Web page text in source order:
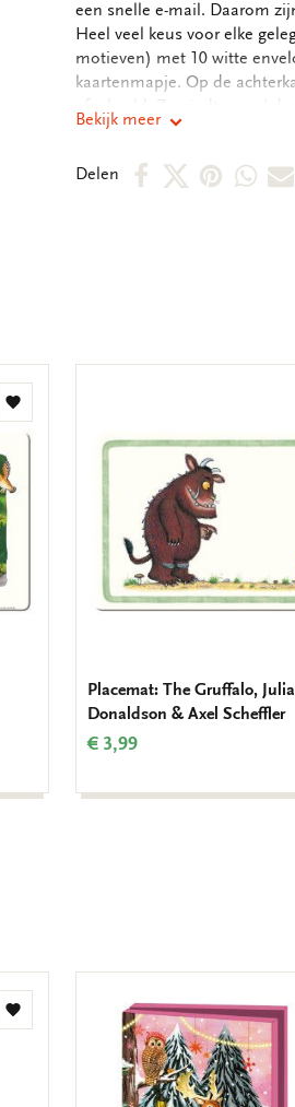
een snelle e-mail. Daarom
Heel veel keus voor elke
motieven) met 10 witte
kaartenmapje. Op de
afgebeeld. Zo vindt u snel
kaarten zijn blanco. Alle
white papier - Totaal gewicht
Bekijk meer
Delen
DeelDeelDeelDeel
Toevoegen
aan
Placemat: The Gruffalo, Julia
Donaldson & Axel Scheffler
€ 3,99
Toevoegen